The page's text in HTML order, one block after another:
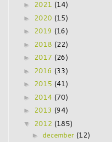
► 2021 (14)
► 2020 (15)
► 2019 (16)
► 2018 (22)
► 2017 (26)
► 2016 (33)
► 2015 (41)
► 2014 (70)
► 2013 (94)
▼ 2012 (185)
► december (12)